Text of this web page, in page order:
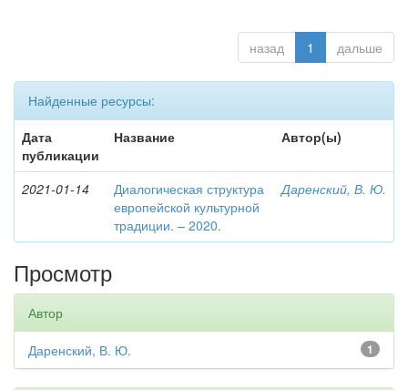
назад 1 дальше
Найденные ресурсы:
Дата
публикации
Название Автор(ы)
2021-01-14
Диалогическая структура
европейской культурной
традиции. – 2020.
Даренский, В. Ю.
Просмотр
Автор
1
Даренский, В. Ю.